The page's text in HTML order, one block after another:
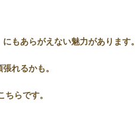
もあらがえない魅力があります。
れるかも。
らです。